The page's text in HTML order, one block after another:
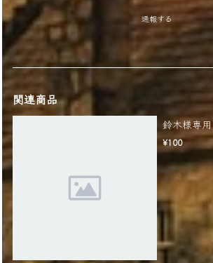
通報する
関連商品
鈴木様専用
¥100